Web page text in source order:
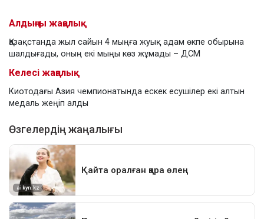
Алдыңғы жаңалық
Қазақстанда жыл сайын 4 мыңға жуық адам өкпе обырына
шалдығады, оның екі мыңы көз жұмады – ДСМ
Келесі жаңалық
Киотодағы Азия чемпионатында ескек есушілер екі алтын
медаль жеңіп алды